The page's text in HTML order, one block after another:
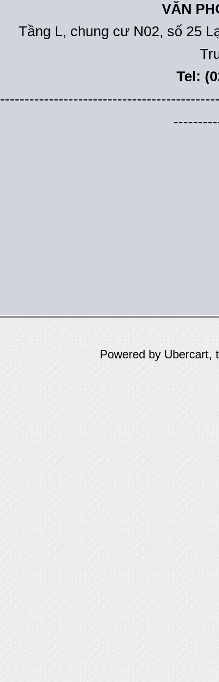
VĂN
Tầng L, chung cư N02, số 25
Tel:
Powered by Ubercart,